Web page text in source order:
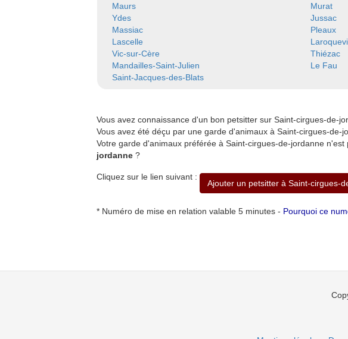
Maurs
Murat
Ydes
Jussac
Massiac
Pleaux
Lascelle
Vic-sur-Cère
Thiézac
Mandailles-Saint-Julien
Le Fau
Saint-Jacques-des-Blats
Vous avez connaissance d'un bon petsitter sur Saint-cirgues-de-
Vous avez été déçu par une garde d'animaux à Saint-cirgues-de-
Votre garde d'animaux préférée à Saint-cirgues-de-jordanne
jordanne ?
Cliquez sur le lien suivant :
Ajouter un petsitter à Saint-cirgues-
* Numéro de mise en relation valable 5 minutes - Pourquoi ce